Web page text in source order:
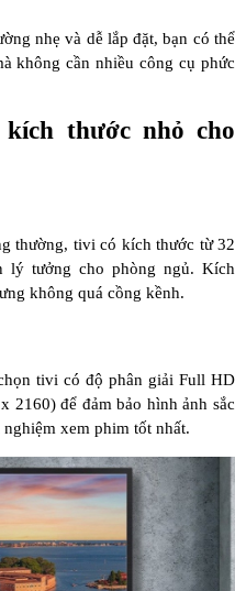
nhẹ và dễ lắp đặt, bạn có thể
không cần nhiều công cụ phức
thước nhỏ cho
thường, tivi có kích thước từ 32
lý tưởng cho phòng ngủ. Kích
không quá cồng kềnh.
tivi có độ phân giải Full HD
2160) để đảm bảo hình ảnh sắc
xem phim tốt nhất.